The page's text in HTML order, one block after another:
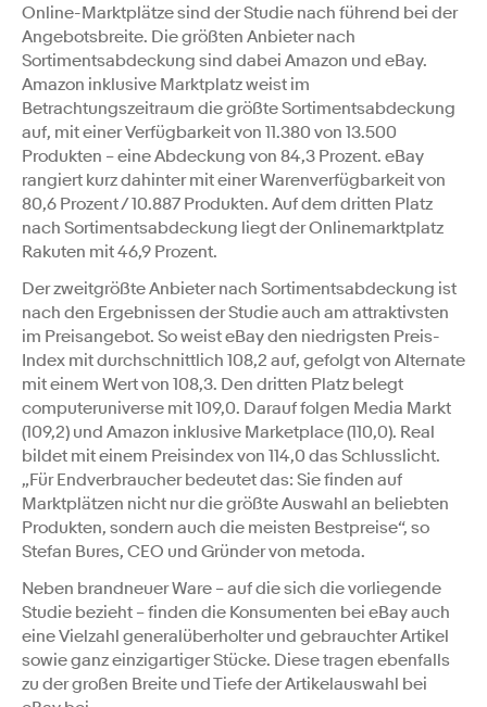
Online-Marktplätze sind der Studie nach führend bei der
Angebotsbreite. Die größten Anbieter nach
Sortimentsabdeckung sind dabei Amazon und eBay.
Amazon inklusive Marktplatz weist im
Betrachtungszeitraum die größte Sortimentsabdeckung
auf, mit einer Verfügbarkeit von 11.380 von 13.500
Produkten – eine Abdeckung von 84,3 Prozent. eBay
rangiert kurz dahinter mit einer Warenverfügbarkeit von
80,6 Prozent / 10.887 Produkten. Auf dem dritten Platz
nach Sortimentsabdeckung liegt der Onlinemarktplatz
Rakuten mit 46,9 Prozent.
Der zweitgrößte Anbieter nach Sortimentsabdeckung ist
nach den Ergebnissen der Studie auch am attraktivsten
im Preisangebot. So weist eBay den niedrigsten Preis-
Index mit durchschnittlich 108,2 auf, gefolgt von Alternate
mit einem Wert von 108,3. Den dritten Platz belegt
computeruniverse mit 109,0. Darauf folgen Media Markt
(109,2) und Amazon inklusive Marketplace (110,0). Real
bildet mit einem Preisindex von 114,0 das Schlusslicht.
„Für Endverbraucher bedeutet das: Sie finden auf
Marktplätzen nicht nur die größte Auswahl an beliebten
Produkten, sondern auch die meisten Bestpreise“, so
Stefan Bures, CEO und Gründer von metoda.
Neben brandneuer Ware – auf die sich die vorliegende
Studie bezieht – finden die Konsumenten bei eBay auch
eine Vielzahl generalüberholter und gebrauchter Artikel
sowie ganz einzigartiger Stücke. Diese tragen ebenfalls
zu der großen Breite und Tiefe der Artikelauswahl bei